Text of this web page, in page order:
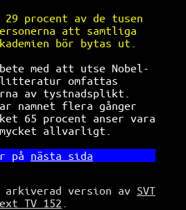
procent av de tusen
att samtliga
bör bytas ut.
med att utse Nobel-
omfattas
av tystnadsplikt.
namnet flera gånger
65 procent anser vara
allvarligt.
på
nästa sida
version av SVT
TV 152